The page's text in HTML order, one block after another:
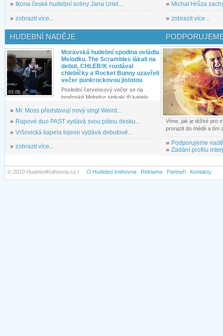
»
Ikona české hudební scény Jana Uriel...
» zobrazit více...
» Michal Hrůza
» zobrazit více...
HUDEBNÍ NADĚJE
03.08.
Moravská hudební spodina ovládla
Melodku. The Scrambles lákali na
debut, CHLEB!K rozdával
chlebíčky a Rocket Bunny uzavřeli
večer punkrockovou jistotou
Poslední červencový večer se na
brněnské Melodce setkaly tři kapely...
» Mr. Moss představují nový singl Weird...
» Rapové duo PAST vydává svou pátou desku...
» Vršovická kapela tojeon vydává debutové...
» zobrazit více...
Víme, jak je těžké pro
prorazit do médií a tím
» Podporujeme
» Zadání profilu
© 2010 HudebniKnihovna.cz | O Hudební knihovna Reklama Partneři Kontakty